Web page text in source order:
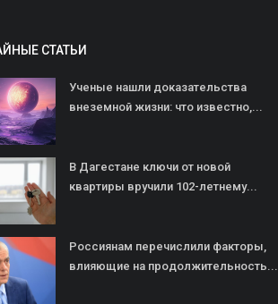
СТАТЬИ
Ученые нашли доказательства
внеземной жизни: что известно,...
В Дагестане ключи от новой
квартиры вручили 102-летнему...
Россиянам перечислили факторы,
влияющие на продолжительность...